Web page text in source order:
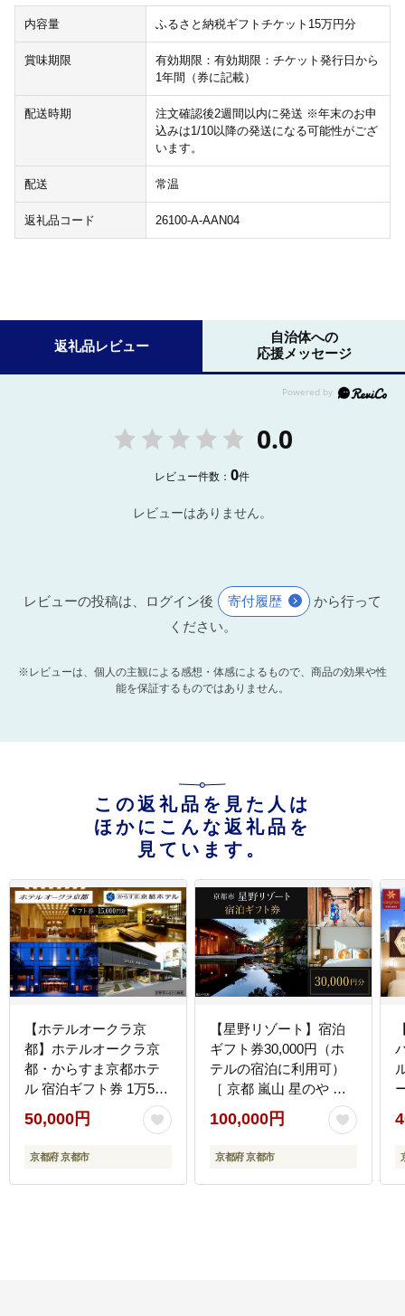
内容量 ふるさと納税ギフトチケット15万円分
賞味期限
有効期限：有効期限：チケット発行日から
1年間（券に記載）
配送時期
注文確認後2週間以内に発送 ※年末のお申
込みは1/10以降の発送になる可能性がござ
います。
配送 常温
返礼品コード 26100-A-AAN04
返礼品レビュー
自治体への
応援メッセージ
0.0
レビュー件数：0件
レビューはありません。
レビューの投稿は、ログイン後 寄付履歴
から行って
ください。
※レビューは、個人の主観による感想・体感によるもので、商品の効果や性
能を保証するものではありません。
この返礼品を見た人は
ほかにこんな返礼品を
見ています。
【ホテルオークラ京
都】ホテルオークラ京
都・からすま京都ホテ
ル 宿泊ギフト券 1万5千
円分（ホテルの宿泊、
レストラン等で使用
可）［ 京都 ヨーロピア
東山の眺望 ホテル 宿泊
50,000円
京都府 京都市
【星野リゾート】宿泊
ギフト券30,000円（ホ
テルの宿泊に利用可）
［ 京都 嵐山 星のや 星
野 圧倒的非日常感 ホテ
ル 宿泊 ギフト券 割引券
割引 チケット 宿泊券 人
旅行 観光 グルメ ふるさ
100,000円
京都府 京都市